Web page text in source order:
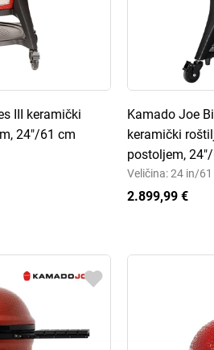
III keramički
24"/61 cm
Kamado Joe
keramički
postoljem,
Veličina: 24 in/
2.899,99 €